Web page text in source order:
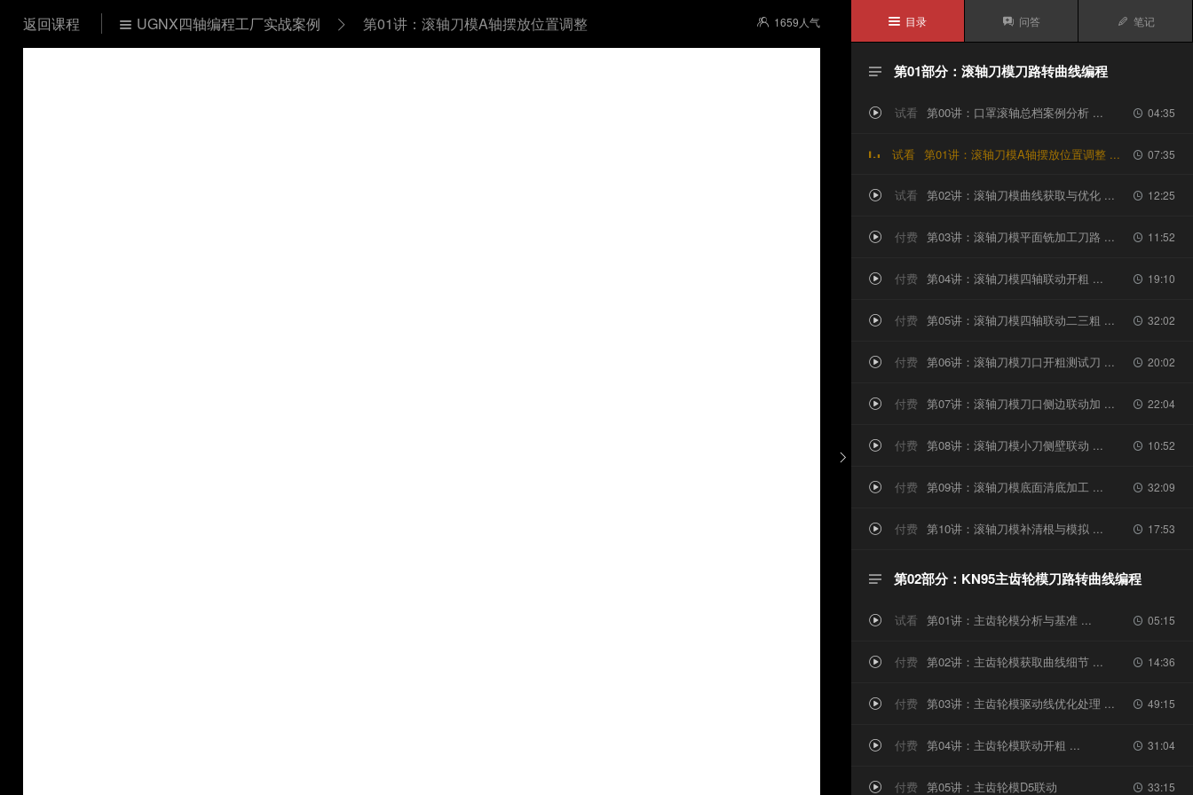
 1659 人气
返回课程  UGNX四轴编程工厂实战案例  第01讲：滚轴刀模A轴摆放位置调整

 目录  问答  笔记
 第01部分：滚轴刀模刀路转曲线编程
 04:35
 试看 第00讲：口罩滚轴总档案例分析 ...
 07:35
试看 第01讲：滚轴刀模A轴摆放位置调整 ...
 12:25
 试看 第02讲：滚轴刀模曲线获取与优化 ...
 11:52
 付费 第03讲：滚轴刀模平面铣加工刀路 ...
 19:10
 付费 第04讲：滚轴刀模四轴联动开粗 ...
 32:02
 付费 第05讲：滚轴刀模四轴联动二三粗 ...
 20:02
 付费 第06讲：滚轴刀模刀口开粗测试刀 ...
 22:04
 付费 第07讲：滚轴刀模刀口侧边联动加 ...
 10:52
 付费 第08讲：滚轴刀模小刀侧壁联动 ...
 32:09
 付费 第09讲：滚轴刀模底面清底加工 ...
 17:53
 付费 第10讲：滚轴刀模补清根与模拟 ...
 第02部分：KN95主齿轮模刀路转曲线编程
 05:15
 试看 第01讲：主齿轮模分析与基准 ...
 14:36
 付费 第02讲：主齿轮模获取曲线细节 ...
 49:15
 付费 第03讲：主齿轮模驱动线优化处理 ...
 31:04
 付费 第04讲：主齿轮模联动开粗 ...
 33:15
 付费 第05讲：主齿轮模D5联动